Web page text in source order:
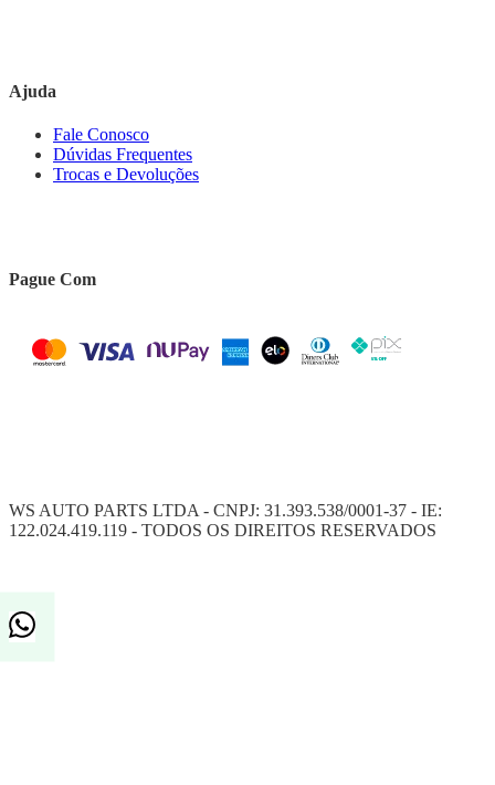
Ajuda
Fale Conosco
Dúvidas Frequentes
Trocas e Devoluções
Pague Com
WS AUTO PARTS LTDA - CNPJ: 31.393.538/0001-37 - IE:
122.024.419.119 - TODOS OS DIREITOS RESERVADOS